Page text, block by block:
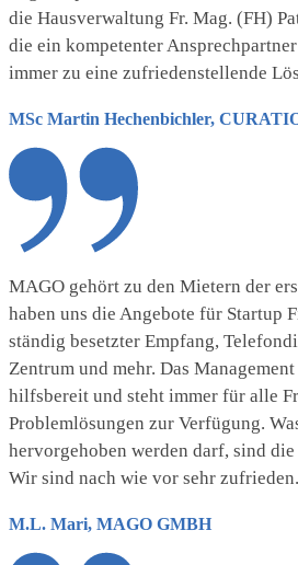
die Hausverwaltung Fr. Mag. (FH)
die ein kompetenter
immer zu eine zufriedenstellende
MSc Martin Hechenbichler,
MAGO gehört zu den Mietern der
haben uns die Angebote für Startup
ständig besetzter Empfang,
Zentrum und mehr. Das
hilfsbereit und steht immer für alle
Problemlösungen zur Verfügung.
hervorgehoben werden darf, sind
Wir sind nach wie vor sehr zufrieden.
M.L. Mari, MAGO GMBH